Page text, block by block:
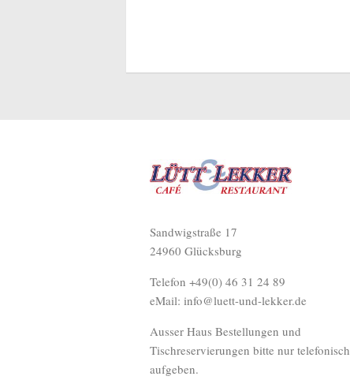
Sandwigstraße 17
24960 Glücksburg
Telefon +49(0) 46 31 24 89
eMail: info@luett-und-lekker.de
Ausser Haus Bestellungen und
Tischreservierungen bitte nur telefonisch
aufgeben.